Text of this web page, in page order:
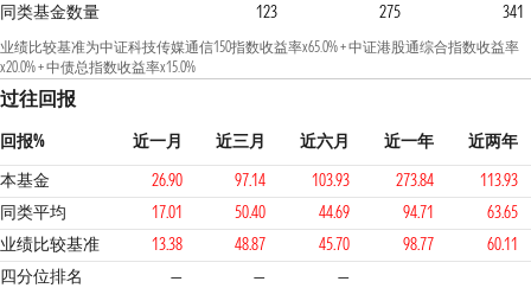
同类基金数量
123 275 341
业绩比较基准为中证科技传媒通信150指数收益率x65.0% + 中证港股通综合指数收益率
x20.0% + 中债总指数收益率x15.0%
过往回报
回报% 近一月 近三月 近六月 近一年
近两年
本基金
26.90 97.14 103.93 273.84
113.93
同类平均
17.01 50.40 44.69 94.71
63.65
业绩比较基准
13.38 48.87 45.70 98.77
60.11
四分位排名
— — —
1 1 1